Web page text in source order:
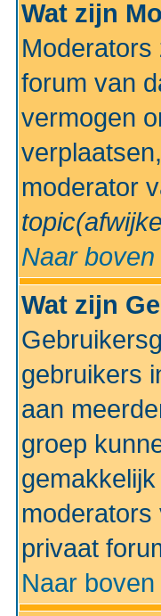
Wat zijn
Moderators
forum van
vermogen
moderator
Naar boven
Wat zijn
gebruikers
aan
groep
moderators
privaat
Naar boven